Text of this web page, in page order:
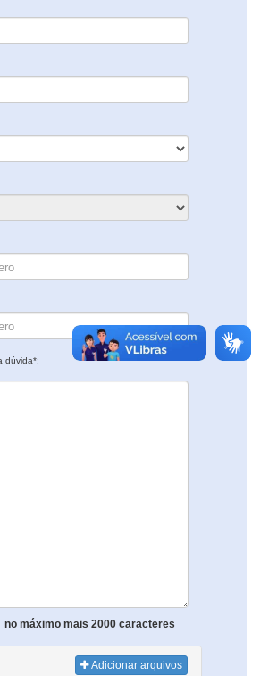
dúvida*:
no máximo mais 2000 caracteres
Adicionar arquivos